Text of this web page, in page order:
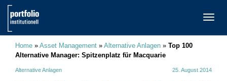
Home » Asset Management » Alternative Anlagen » Top 100
Alternative Manager: Spitzenplatz für Macquarie
Alternative Anlagen 25. August 2014